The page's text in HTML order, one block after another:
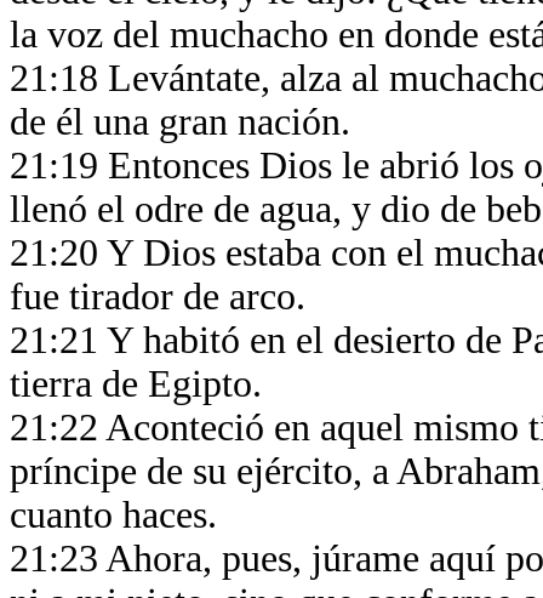
la voz del muchacho en donde
21:18 Levántate, alza al
de él una gran nación.
21:19 Entonces Dios le abrió los
llenó el odre de agua, y dio de
21:20 Y Dios estaba con el
fue tirador de arco.
21:21 Y habitó en el desierto de
tierra de Egipto.
21:22 Aconteció en aquel
príncipe de su ejército, a
cuanto haces.
21:23 Ahora, pues, júrame aquí